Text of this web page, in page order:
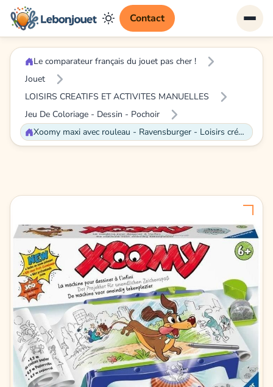
Contact
Le comparateur français du jouet pas cher !
Jouet
LOISIRS CREATIFS ET ACTIVITES MANUELLES
Jeu De Coloriage - Dessin - Pochoir
Xoomy maxi avec rouleau - Ravensburger - Loisirs créatifs - Atelier à dessins - Coffret maxi format - Dès 6 ans